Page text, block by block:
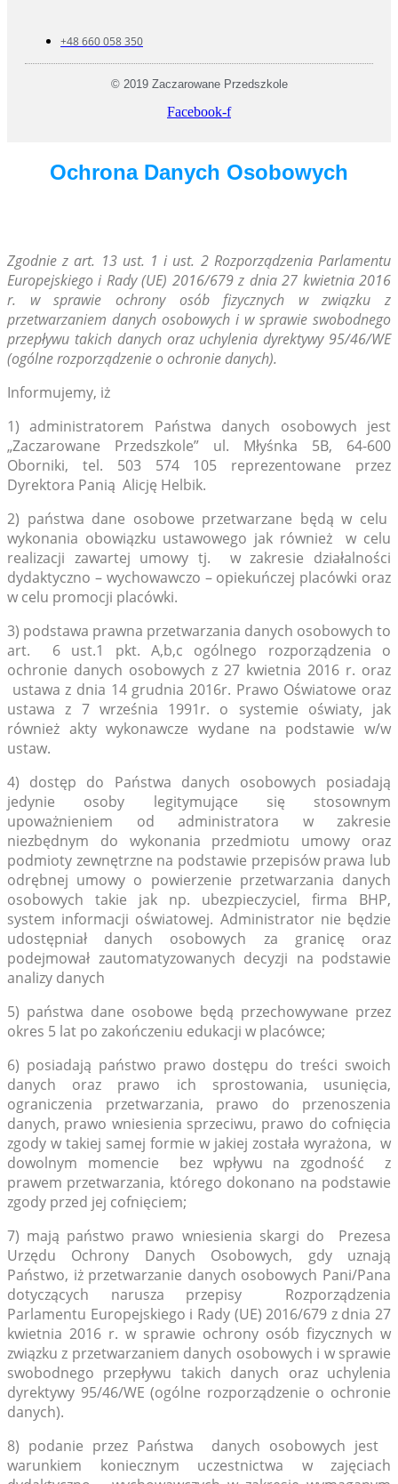
+48 660 058 350
© 2019 Zaczarowane Przedszkole
Facebook-f
Ochrona Danych Osobowych
Zgodnie z art. 13 ust. 1 i ust. 2 Rozporządzenia Parlamentu
Europejskiego i Rady (UE) 2016/679 z dnia 27 kwietnia 2016
r. w sprawie ochrony osób fizycznych w związku z
przetwarzaniem danych osobowych i w sprawie swobodnego
przepływu takich danych oraz uchylenia dyrektywy 95/46/WE
(ogólne rozporządzenie o ochronie danych).
Informujemy, iż
1) administratorem Państwa danych osobowych jest
„Zaczarowane Przedszkole” ul. Młyśnka 5B, 64-600
Oborniki, tel. 503 574 105 reprezentowane przez
Dyrektora Panią Alicję Helbik.
2) państwa dane osobowe przetwarzane będą w celu
wykonania obowiązku ustawowego jak również w celu
realizacji zawartej umowy tj. w zakresie działalności
dydaktyczno – wychowawczo – opiekuńczej placówki oraz
w celu promocji placówki.
3) podstawa prawna przetwarzania danych osobowych to
art. 6 ust.1 pkt. A,b,c ogólnego rozporządzenia o
ochronie danych osobowych z 27 kwietnia 2016 r. oraz
ustawa z dnia 14 grudnia 2016r. Prawo Oświatowe oraz
ustawa z 7 września 1991r. o systemie oświaty, jak
również akty wykonawcze wydane na podstawie w/w
ustaw.
4) dostęp do Państwa danych osobowych posiadają
jedynie osoby legitymujące się stosownym
upoważnieniem od administratora w zakresie
niezbędnym do wykonania przedmiotu umowy oraz
podmioty zewnętrzne na podstawie przepisów prawa lub
odrębnej umowy o powierzenie przetwarzania danych
osobowych takie jak np. ubezpieczyciel, firma BHP,
system informacji oświatowej. Administrator nie będzie
udostępniał danych osobowych za granicę oraz
podejmował zautomatyzowanych decyzji na podstawie
analizy danych
5) państwa dane osobowe będą przechowywane przez
okres 5 lat po zakończeniu edukacji w placówce;
6) posiadają państwo prawo dostępu do treści swoich
danych oraz prawo ich sprostowania, usunięcia,
ograniczenia przetwarzania, prawo do przenoszenia
danych, prawo wniesienia sprzeciwu, prawo do cofnięcia
zgody w takiej samej formie w jakiej została wyrażona, w
dowolnym momencie bez wpływu na zgodność z
prawem przetwarzania, którego dokonano na podstawie
zgody przed jej cofnięciem;
7) mają państwo prawo wniesienia skargi do Prezesa
Urzędu Ochrony Danych Osobowych, gdy uznają
Państwo, iż przetwarzanie danych osobowych Pani/Pana
dotyczących narusza przepisy Rozporządzenia
Parlamentu Europejskiego i Rady (UE) 2016/679 z dnia 27
kwietnia 2016 r. w sprawie ochrony osób fizycznych w
związku z przetwarzaniem danych osobowych i w sprawie
swobodnego przepływu takich danych oraz uchylenia
dyrektywy 95/46/WE (ogólne rozporządzenie o ochronie
danych).
8) podanie przez Państwa danych osobowych jest
warunkiem koniecznym uczestnictwa w zajęciach